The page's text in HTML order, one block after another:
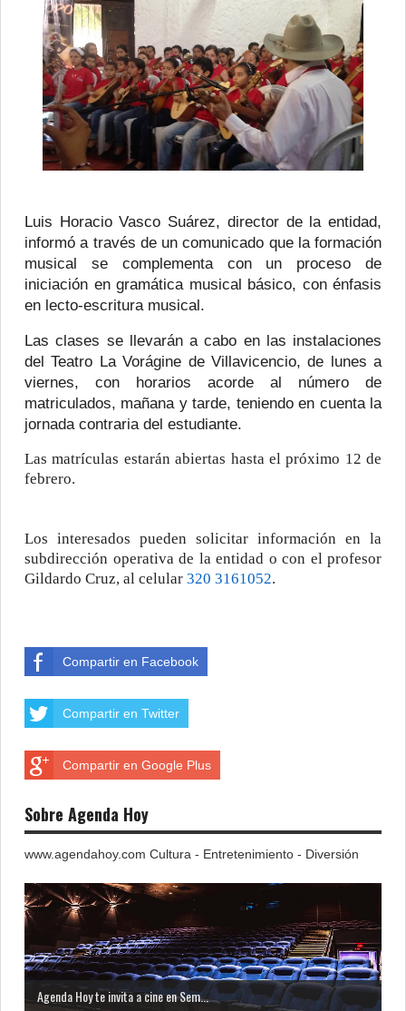
Luis Horacio Vasco Suárez, director de la entidad,
informó a través de un comunicado que la formación
musical se complementa con un proceso de
iniciación en gramática musical básico, con énfasis
en lecto-escritura musical.
Las clases se llevarán a cabo en las instalaciones
del Teatro La Vorágine de Villavicencio, de lunes a
viernes, con horarios acorde al número de
matriculados, mañana y tarde, teniendo en cuenta la
jornada contraria del estudiante.
Las matrículas estarán abiertas hasta el próximo 12 de
febrero.
Los interesados pueden solicitar información en la
subdirección operativa de la entidad o con el profesor
Gildardo Cruz, al celular 320 3161052.
Compartir en Facebook
Compartir en Twitter
Compartir en Google Plus
Sobre Agenda Hoy
www.agendahoy.com Cultura - Entretenimiento - Diversión
Agenda Hoy te invita a cine en Sem...